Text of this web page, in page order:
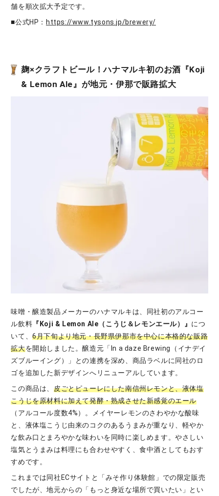
舗を順次拡大予定です。
■公式HP： https://www.tysons.jp/brewery/
麹×クラフトビール！ハナマルキ初のお酒『Koji
& Lemon Ale』が地元・伊那で販路拡大
味噌・醸造製品メーカーのハナマルキは、同社初のアルコー
ル飲料 『Koji & Lemon Ale（こうじ＆レモンエール）』 につ
いて、6月下旬より地元・長野県伊那市を中心に本格的な販路
拡大を開始しました。醸造元「In a daze Brewing（イナデイ
ズブルーイング）」との連携を深め、商品ラベルに同社のロ
ゴを追加した新デザインへリニューアルしています。
この商品は、 皮ごとピューレにした南信州レモンと、液体塩
こうじを原材料に加えて発酵・熟成させた新感覚のエール
（アルコール度数4%）。メイヤーレモンのさわやかな酸味
と、液体塩こうじ由来のコクのあるうまみが重なり、軽やか
な飲み口とまろやかな味わいを同時に楽しめます。やさしい
塩気とうまみは料理にも合わせやすく、食中酒としてもおす
すめです。
これまでは同社ECサイトと「みそ作り体験館」での限定販売
でしたが、地元からの「もっと身近な場所で買いたい」とい